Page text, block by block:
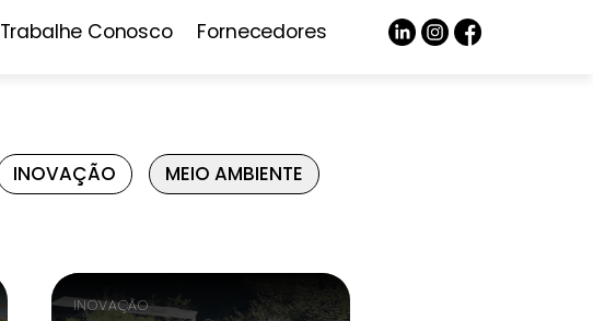
Trabalhe Conosco Fornecedores
INOVAÇÃO
MEIO AMBIENTE
INOVAÇÃO